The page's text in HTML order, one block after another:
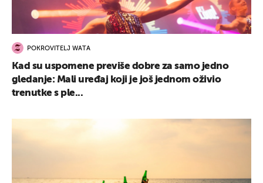
POKROVITELJ WATA
Kad su uspomene previše dobre za samo jedno
gledanje: Mali uređaj koji je još jednom oživio
trenutke s ple...